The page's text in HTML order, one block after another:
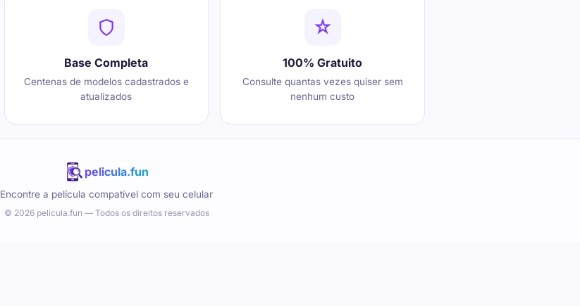
Base Completa
Centenas de modelos cadastrados e
atualizados
100% Gratuito
Consulte quantas vezes quiser sem
nenhum custo
pelicula.fun
Encontre a película compatível com seu celular
© 2026 pelicula.fun — Todos os direitos reservados